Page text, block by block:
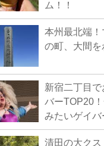
ム！！
本州最北端！
の町、大間を
新宿二丁目
バーTOP20
みたいゲイ
清田の大クス